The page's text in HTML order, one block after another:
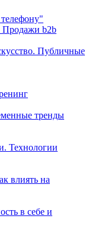
Продажи b2b
Публичные
тренды
Технологии
влиять на
в себе и